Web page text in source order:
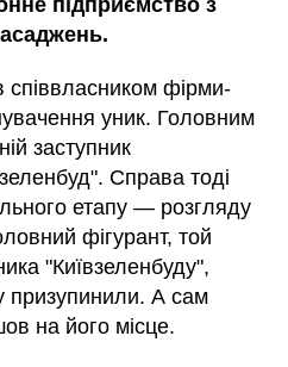
підприємство з
фірми-
уник. Головним
заступник
Справа тоді
етапу — розгляду
фігурант, той
"Київзеленбуду",
призупинили. А сам
на його місце.